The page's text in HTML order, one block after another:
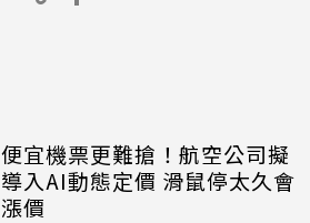
便宜機票更難搶！航空公司擬
導入AI動態定價 滑鼠停太久會
漲價